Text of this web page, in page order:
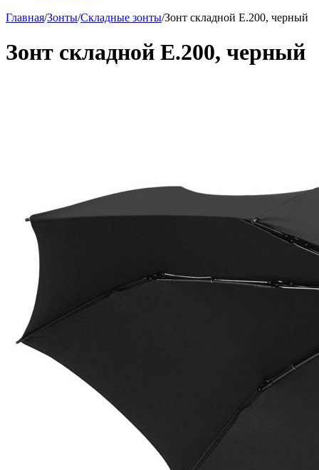
Главная/Зонты/Складные зонты/Зонт складной E.200, черный
Зонт складной E.200, черный